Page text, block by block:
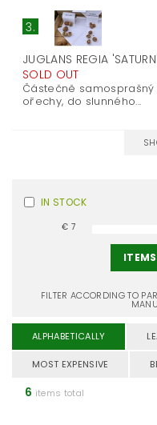
3.
JUGLANS REGIA
SOLD OUT
Částečně
ořechy, do slunného...
IN STOCK
€7
FILTER ACCORDING TO
ALPHABETICALLY
MOST EXPENSIVE
6 items total